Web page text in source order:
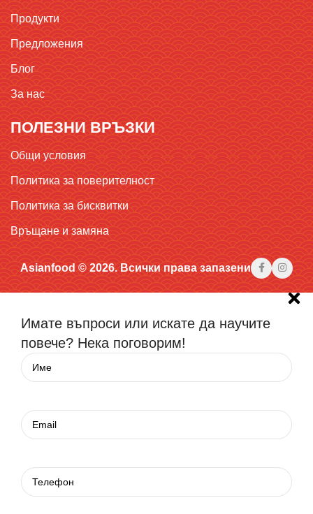
Продукти
Предложения
Блог
За нас
ПОЛЕЗНИ ВРЪЗКИ
Общи условия
Политика за поверителност
Политика за бисквитки
Връщане и замяна
Asianfood © 2026. Всички права запазени
Имате въпроси или искате да научите
повече? Нека поговорим!